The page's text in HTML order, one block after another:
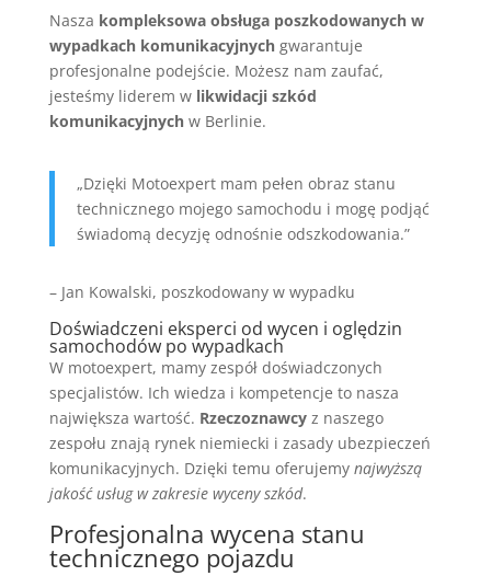
Nasza kompleksowa obsługa poszkodowanych w
wypadkach komunikacyjnychgwarantuje
profesjonalne podejście. Możesz nam zaufać,
jesteśmy liderem w likwidacji szkód
komunikacyjnychw Berlinie.
„Dzięki Motoexpert mam pełen obraz stanu
technicznego mojego samochodu i mogę podjąć
świadomą decyzję odnośnie odszkodowania.”
– Jan Kowalski, poszkodowany w wypadku
Doświadczeni eksperci od wycen i oględzin
samochodów po wypadkach
W motoexpert, mamy zespół doświadczonych
specjalistów. Ich wiedza i kompetencje to nasza
największa wartość. Rzeczoznawcyz naszego
zespołu znają rynek niemiecki i zasady ubezpieczeń
komunikacyjnych. Dzięki temu oferujemy najwyższą
jakość usług w zakresie wyceny szkód.
Profesjonalna wycena stanu
technicznego pojazdu